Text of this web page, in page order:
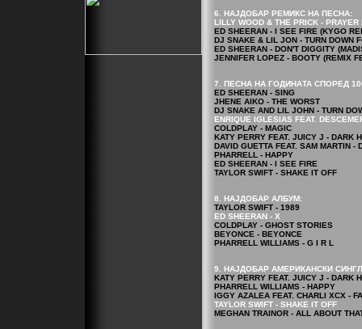
6. НАЈДОБАР РЕМИКС НА ПЕСНА:
LILLY WOOD & THE PRICK - PRAYER
ED SHEERAN - I SEE FIRE (KYGO
DJ SNAKE & LIL JON - TURN DOWN
ED SHEERAN - DON'T DIGGITY
JENNIFER LOPEZ - BOOTY (REMIX
7. ПЕСНА НА ГОДИНАТА СПОРЕД
ED SHEERAN - SING
JHENE AIKO - THE WORST
DJ SNAKE AND LIL JOHN - TURN
ENRIQUE IGLESIAS FEAT.
COLDPLAY - MAGIC
KATY PERRY FEAT. JUICY J - DARK
DAVID GUETTA FEAT. SAM MARTIN -
PHARRELL - HAPPY
ED SHEERAN - I SEE FIRE
TAYLOR SWIFT - SHAKE IT OFF
8. НАЈДОБАР АЛБУМ:
TAYLOR SWIFT - 1989
ED SHEERAN - X
COLDPLAY - GHOST STORIES
BEYONCE - BEYONCE
PHARRELL WILLIAMS - G I R L
9. НАЈДОБАР АМЕРИКАНСКИ
KATY PERRY FEAT. JUICY J - DARK
PHARRELL WILLIAMS - HAPPY
IGGY AZALEA FEAT. CHARLI XCX -
TAYLOR SWIFT - SHAKE IT OFF
MEGHAN TRAINOR - ALL ABOUT